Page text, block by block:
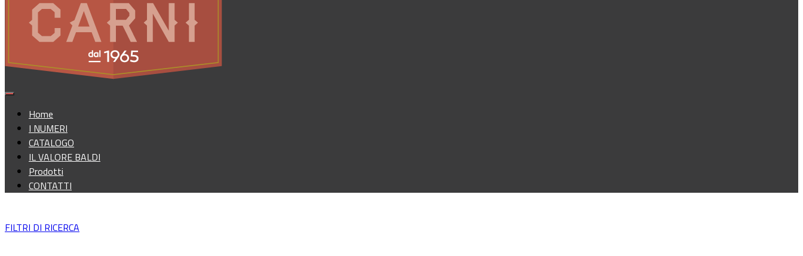
Home
I NUMERI
CATALOGO
IL VALORE BALDI
Prodotti
CONTATTI
FILTRI DI RICERCA